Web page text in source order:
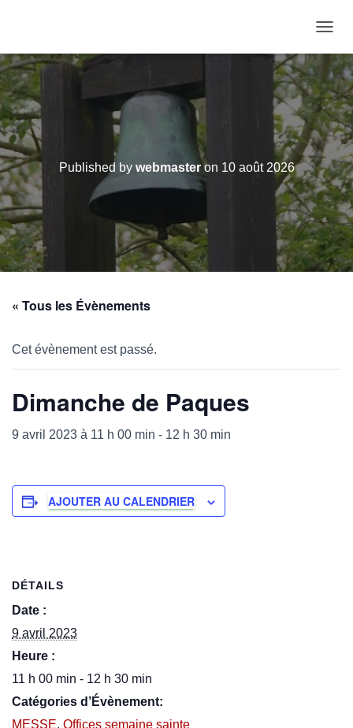
Published by webmasteron 10 août 2026
« Tous les Évènements
Cet évènement est passé.
Dimanche de Paques
9 avril 2023 à 11 h 00 min - 12 h 30 min
AJOUTER AU CALENDRIER
DÉTAILS
Date :
9 avril 2023
Heure :
11 h 00 min - 12 h 30 min
Catégories d’Évènement:
MESSE, Offices semaine sainte